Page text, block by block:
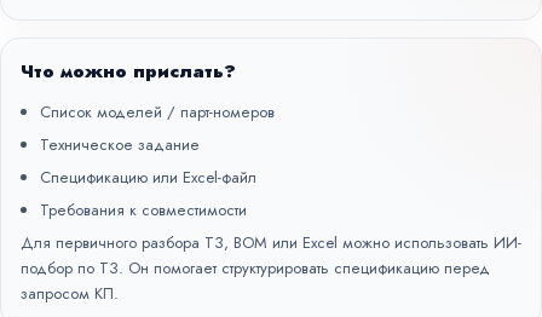
Что можно прислать?
Список моделей / парт-номеров
Техническое задание
Спецификацию или Excel-файл
Требования к совместимости
Для первичного разбора ТЗ, BOM или Excel можно использовать ИИ-
подбор по ТЗ. Он помогает структурировать спецификацию перед
запросом КП.